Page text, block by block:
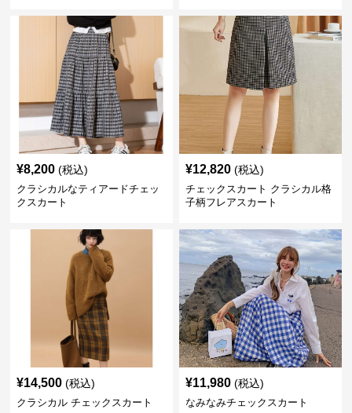
¥8,200 (税込)
クラシカルなティアードチェッ
クスカート
¥12,820 (税込)
チェックスカート クラシカル格
子柄フレアスカート
¥14,500 (税込)
クラシカル チェックスカート
¥11,980 (税込)
なみなみチェックスカート